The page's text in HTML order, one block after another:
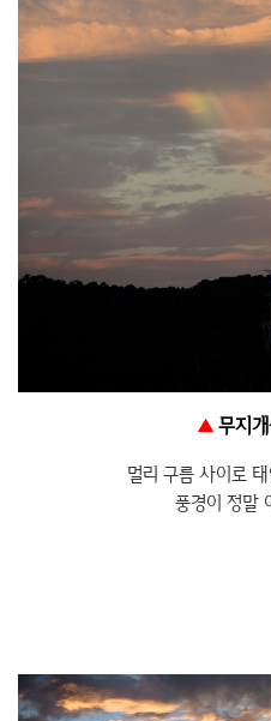
▲무지
멀리 구름 사이로
풍경이 정말